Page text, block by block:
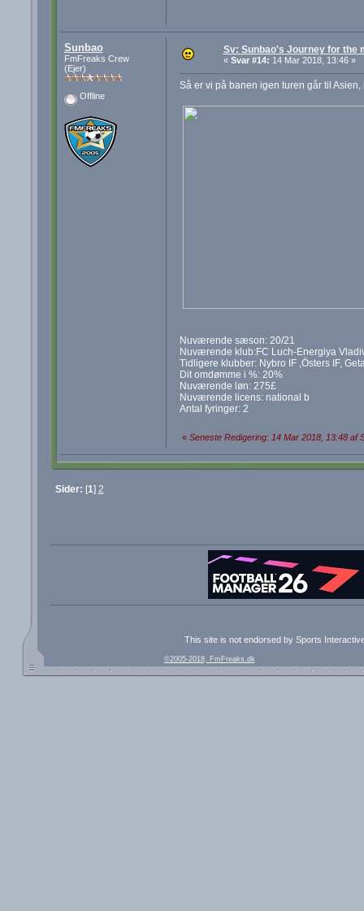
Sunbao
FmFreaks Crew
(Ejer)
Offline
Sv: Sunbao's Journey for the
« Svar #14: 14 Mar 2018, 13:46 »
Så er vi på banen igen turen går til
Nuværende sæson: 20/21
Nuværende klub:FC Luch-Energiya
Tidligere klubber: Nybro IF ,Östers IF,
Dit omdømme i %: 20%
Nuværende løn: 275£
Nuværende licens: national b
Antal fyringer: 2
« Seneste Redigering: 14 Mar 2018, 13:48 af
Sider: [1] 2
This site is not endorsed by Sports
©2005-2018, FmFreaks.dk